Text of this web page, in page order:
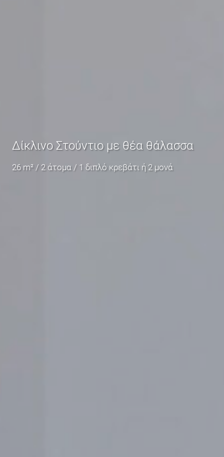
Δίκλινο Στούντιο με θέα θάλασσα
26 m² / 2 άτομα / 1 διπλό κρεβάτι ή 2 μονά